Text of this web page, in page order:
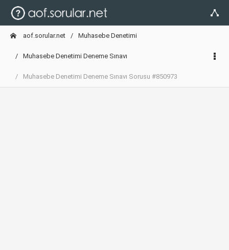
aof.sorular.net Muhasebe Denetimi
Muhasebe Denetimi Deneme Sınavı
Muhasebe Denetimi Deneme Sınavı Sorusu #850973